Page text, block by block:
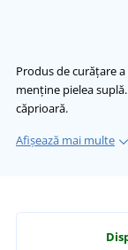
Produs de curățare
menține pielea
căprioară.
Afișează mai multe